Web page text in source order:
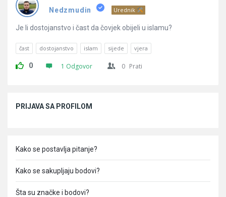
Pitanja
Nedzmudin Urednik
Je li dostojanstvo i čast da čovjek obijeli u islamu?
čast dostojanstvo islam sijede vjera
0 1 Odgovor 0 Prati
PRIJAVA SA PROFILOM
Kako se postavlja pitanje?
Kako se sakupljaju bodovi?
Šta su značke i bodovi?